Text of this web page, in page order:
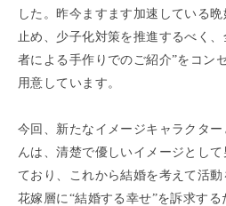
した。昨今ますます加速している
止め、少子化対策を推進するべく
者による手作りでのご紹介”をコン
用意しています。
今回、新たなイメージキャラクタ
んは、清楚で優しいイメージとし
ており、これから結婚を考えて活
花嫁層に“結婚する幸せ”を訴求す